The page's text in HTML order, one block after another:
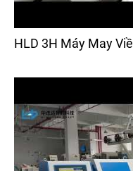
HLD 3H Máy May